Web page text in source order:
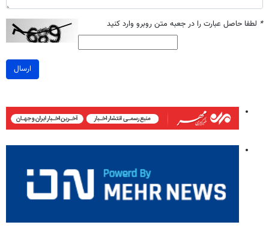
* لطفا حاصل عبارت را در جعبه متن روبرو وارد کنید
ارسال